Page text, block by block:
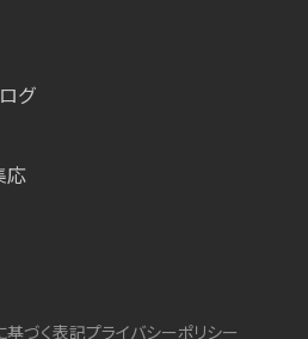
グ
応
づく表記プライバシーポリシー